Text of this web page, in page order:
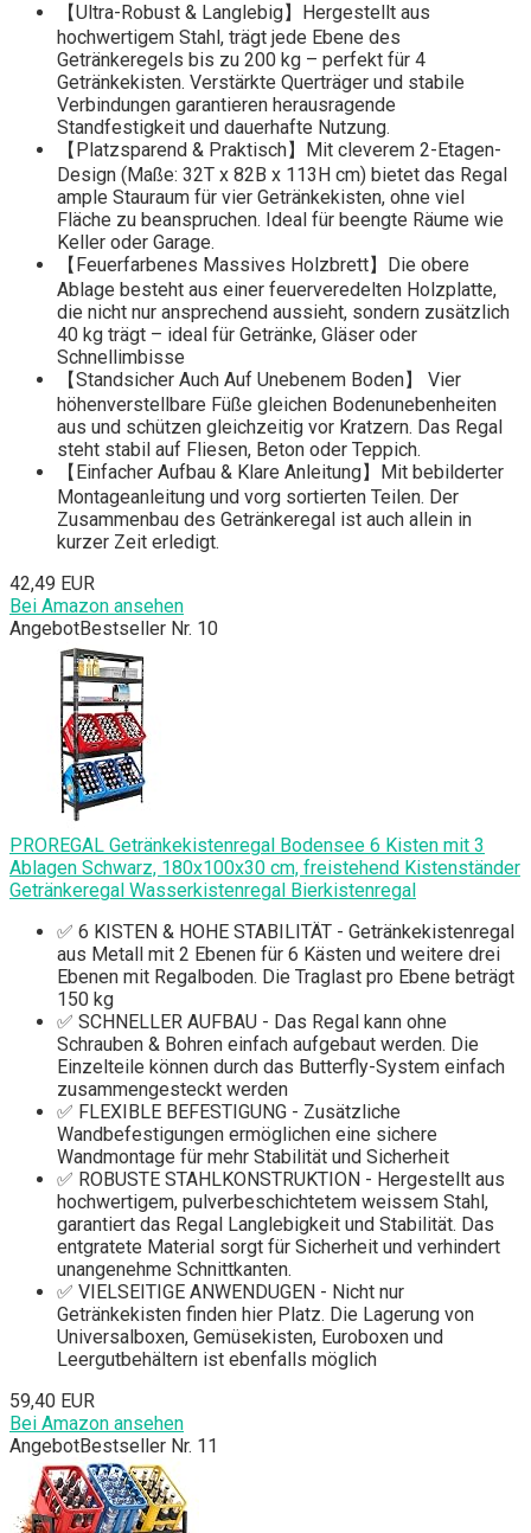
【Ultra-Robust & Langlebig】Hergestellt aus
hochwertigem Stahl, trägt jede Ebene des
Getränkeregels bis zu 200 kg – perfekt für 4
Getränkekisten. Verstärkte Querträger und stabile
Verbindungen garantieren herausragende
Standfestigkeit und dauerhafte Nutzung.
【Platzsparend & Praktisch】Mit cleverem 2-Etagen-
Design (Maße: 32T x 82B x 113H cm) bietet das Regal
ample Stauraum für vier Getränkekisten, ohne viel
Fläche zu beanspruchen. Ideal für beengte Räume wie
Keller oder Garage.
【Feuerfarbenes Massives Holzbrett】Die obere
Ablage besteht aus einer feuerveredelten Holzplatte,
die nicht nur ansprechend aussieht, sondern zusätzlich
40 kg trägt – ideal für Getränke, Gläser oder
Schnellimbisse
【Standsicher Auch Auf Unebenem Boden】 Vier
höhenverstellbare Füße gleichen Bodenunebenheiten
aus und schützen gleichzeitig vor Kratzern. Das Regal
steht stabil auf Fliesen, Beton oder Teppich.
【Einfacher Aufbau & Klare Anleitung】Mit bebilderter
Montageanleitung und vorg sortierten Teilen. Der
Zusammenbau des Getränkeregal ist auch allein in
kurzer Zeit erledigt.
42,49 EUR
Bei Amazon ansehen
AngebotBestseller Nr. 10
PROREGAL Getränkekistenregal Bodensee 6 Kisten mit 3
Ablagen Schwarz, 180x100x30 cm, freistehend Kistenständer
Getränkeregal Wasserkistenregal Bierkistenregal
✅ 6 KISTEN & HOHE STABILITÄT - Getränkekistenregal
aus Metall mit 2 Ebenen für 6 Kästen und weitere drei
Ebenen mit Regalboden. Die Traglast pro Ebene beträgt
150 kg
✅ SCHNELLER AUFBAU - Das Regal kann ohne
Schrauben & Bohren einfach aufgebaut werden. Die
Einzelteile können durch das Butterfly-System einfach
zusammengesteckt werden
✅ FLEXIBLE BEFESTIGUNG - Zusätzliche
Wandbefestigungen ermöglichen eine sichere
Wandmontage für mehr Stabilität und Sicherheit
✅ ROBUSTE STAHLKONSTRUKTION - Hergestellt aus
hochwertigem, pulverbeschichtetem weissem Stahl,
garantiert das Regal Langlebigkeit und Stabilität. Das
entgratete Material sorgt für Sicherheit und verhindert
unangenehme Schnittkanten.
✅ VIELSEITIGE ANWENDUGEN - Nicht nur
Getränkekisten finden hier Platz. Die Lagerung von
Universalboxen, Gemüsekisten, Euroboxen und
Leergutbehältern ist ebenfalls möglich
59,40 EUR
Bei Amazon ansehen
AngebotBestseller Nr. 11